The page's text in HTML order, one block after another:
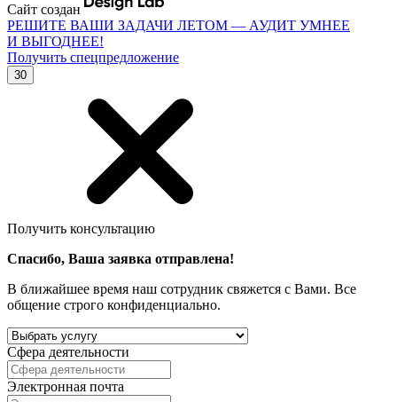
Сайт создан
РЕШИТЕ ВАШИ ЗАДАЧИ ЛЕТОМ — АУДИТ УМНЕЕ
И ВЫГОДНЕЕ!
Получить спецпредложение
30
Получить консультацию
Спасибо, Ваша заявка отправлена!
В ближайшее время наш сотрудник свяжется с Вами. Все
общение строго конфиденциально.
Сфера деятельности
Электронная почта